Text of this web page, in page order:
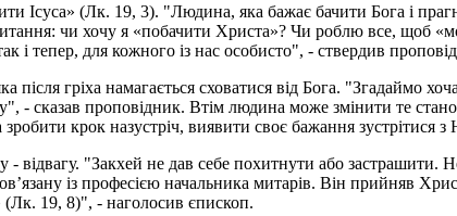
Ісуса» (Лк. 19, 3). "Людина, яка бажає бачити Бога і
чи хочу я «побачити Христа»? Чи роблю все, щоб
і тепер, для кожного із нас особисто", - ствердив
гріха намагається сховатися від Бога. "Згадаймо
- сказав проповідник. Втім людина може змінити те
крок назустріч, виявити своє бажання зустрітися
- відвагу. "Закхей не дав себе похитнути або
із професією начальника митарів. Він прийняв
(Лк. 19, 8)", - наголосив єпископ.